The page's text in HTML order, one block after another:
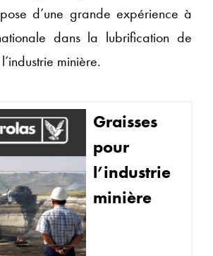
d’une grande expérience à
dans la lubrification de
minière.
Graisses
pour
l’industrie
minière